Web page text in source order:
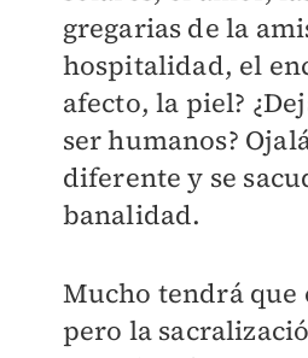
gregarias de la
hospitalidad, el
afecto, la piel?
ser humanos?
diferente y se
banalidad.
Mucho tendrá que
pero la